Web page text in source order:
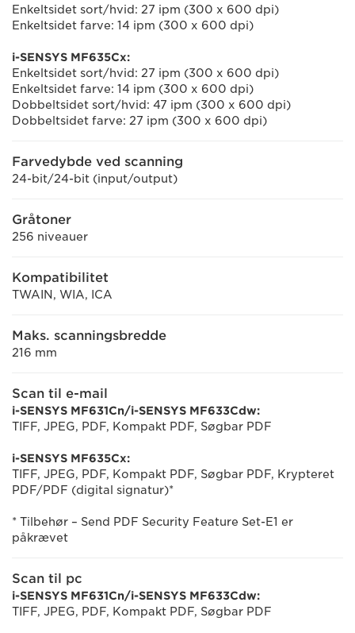
Enkeltsidet sort/hvid: 27 ipm (300 x 600 dpi)
Enkeltsidet farve: 14 ipm (300 x 600 dpi)
i-SENSYS MF635Cx:
Enkeltsidet sort/hvid: 27 ipm (300 x 600 dpi)
Enkeltsidet farve: 14 ipm (300 x 600 dpi)
Dobbeltsidet sort/hvid: 47 ipm (300 x 600 dpi)
Dobbeltsidet farve: 27 ipm (300 x 600 dpi)
Farvedybde ved scanning
24-bit/24-bit (input/output)
Gråtoner
256 niveauer
Kompatibilitet
TWAIN, WIA, ICA
Maks. scanningsbredde
216 mm
Scan til e-mail
i-SENSYS MF631Cn/i-SENSYS MF633Cdw:
TIFF, JPEG, PDF, Kompakt PDF, Søgbar PDF
i-SENSYS MF635Cx:
TIFF, JPEG, PDF, Kompakt PDF, Søgbar PDF, Krypteret
PDF/PDF (digital signatur)*
* Tilbehør – Send PDF Security Feature Set-E1 er
påkrævet
Scan til pc
i-SENSYS MF631Cn/i-SENSYS MF633Cdw:
TIFF, JPEG, PDF, Kompakt PDF, Søgbar PDF